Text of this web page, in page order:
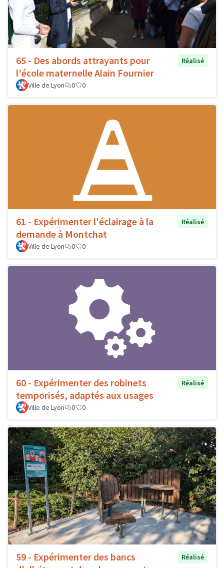
65 - Des abords attrayants pour
l'école maternelle Alain Fournier
Réalisé
Ville de Lyon 0 0
61 - Expérimenter l'éclairage à la
demande à Montchat
Réalisé
Ville de Lyon 0 0
60 - Expérimenter des robinets
temporisés, adaptés aux usages
Réalisé
Ville de Lyon 0 0
59 - Expérimenter des bancs
Réalisé